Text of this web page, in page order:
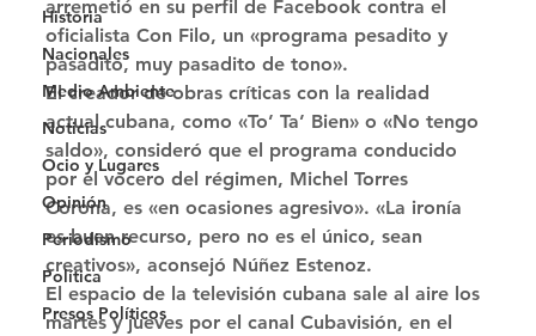
Historia
Nacionales
Medio Ambiente
Noticias
Ocio y Lugares
Opinión
Periodismo
Política
Presos Políticos
arremetió en su perfil de Facebook contra el
oficialista Con Filo, un «programa pesadito y
pasadito, muy pasadito de tono».
El creador de obras críticas con la realidad
actual cubana, como «To’ Ta’ Bien» o «No tengo
saldo», consideró que el programa conducido
por el vocero del régimen, Michel Torres
Corona, es «en ocasiones agresivo». «La ironía
es buen recurso, pero no es el único, sean
creativos», aconsejó Núñez Estenoz.
El espacio de la televisión cubana sale al aire los
martes y jueves por el canal Cubavisión, en el